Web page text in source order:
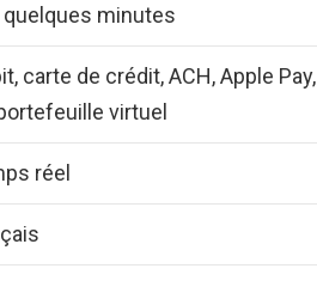
quelques minutes
carte de crédit, ACH, Apple Pay,
virtuel
réel